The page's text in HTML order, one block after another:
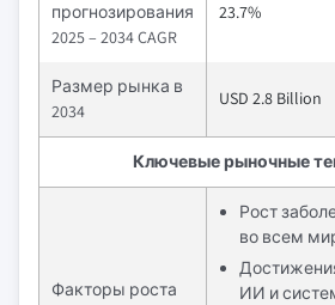
прогнозирования
2025 – 2034 CAGR
23.7%
Размер рынка в
2034
USD 2.8 Billion
Ключевые рыночные
Факторы роста
Рост
во всем
ИИ и